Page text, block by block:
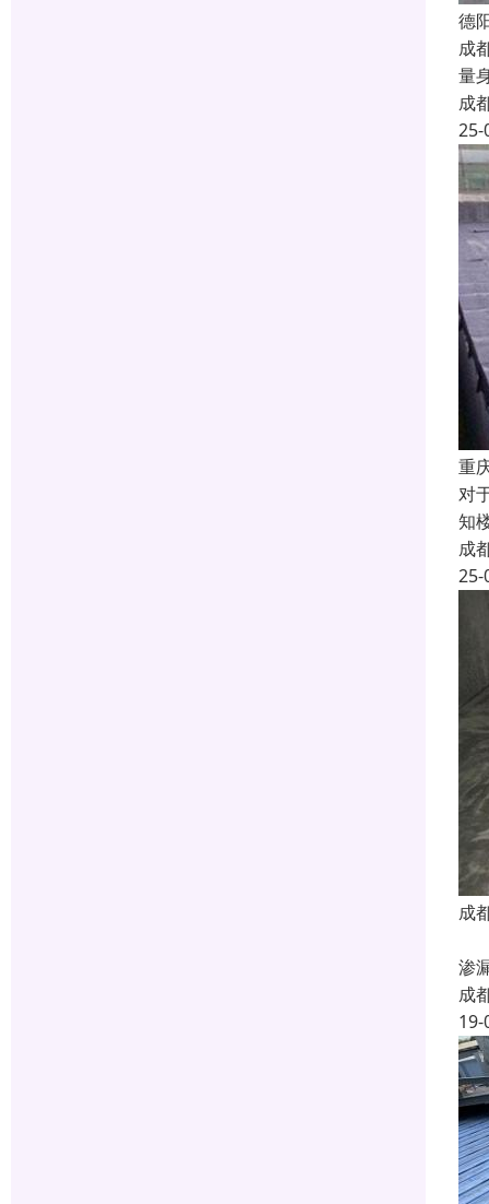
德
成
量
成
25-
重
对
知
成
25-
成
渗
成
19-